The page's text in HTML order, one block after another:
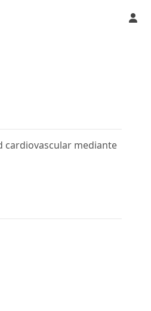
cardiovascular mediante